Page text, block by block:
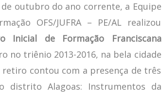
de outubro do ano corrente, a Equipe
OFS/JUFRA – PE/AL realizou
Inicial de Formação Franciscana
no triênio 2013-2016, na bela cidade
retiro contou com a presença de três
distrito Alagoas: Instrumentos da